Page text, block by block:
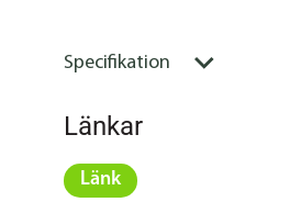
Specifikation
Länkar
Länk